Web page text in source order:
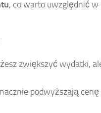
, co warto uwzględnić w
zwiększyć wydatki,
podwyższają